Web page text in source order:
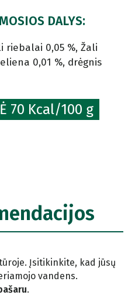
DALYS:
riebalai 0,05 %, Žali
0,01 %, drėgnis
70 Kcal/100 g
Įsitikinkite, kad jūsų
vandens.
.